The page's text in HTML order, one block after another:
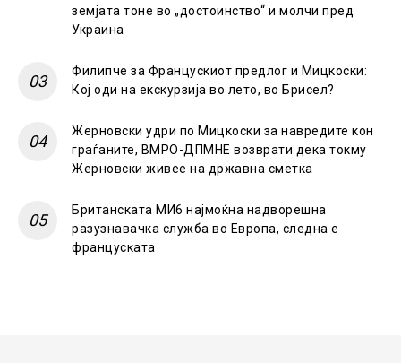
земјата тоне во „достоинство“ и молчи пред
Украина
Филипче за Францускиот предлог и Мицкоски:
Кој оди на екскурзија во лето, во Брисел?
Жерновски удри по Мицкоски за навредите кон
граѓаните, ВМРО-ДПМНЕ возврати дека токму
Жерновски живее на државна сметка
Британската МИ6 најмоќна надворешна
разузнавачка служба во Европа, следна е
француската